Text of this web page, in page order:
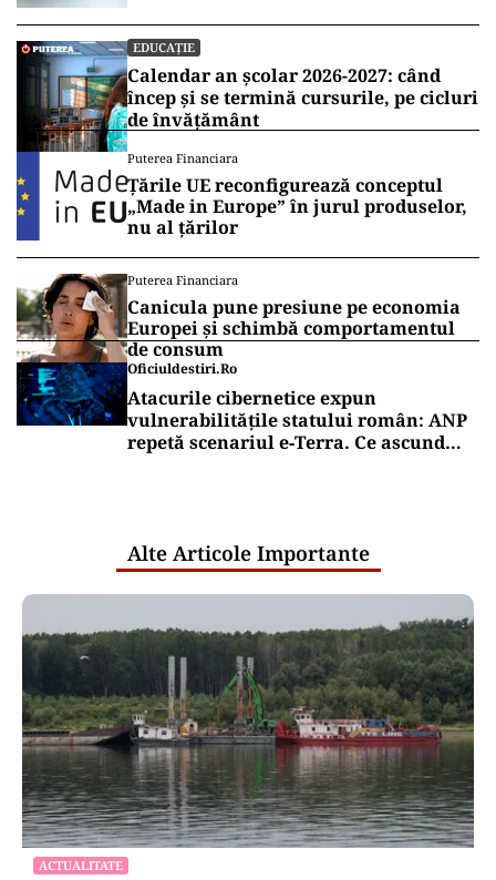
EDUCAȚIE
Calendar an școlar 2026-2027: când
încep și se termină cursurile, pe cicluri
de învățământ
Puterea Financiara
Țările UE reconfigurează conceptul
„Made in Europe” în jurul produselor,
nu al țărilor
Puterea Financiara
Canicula pune presiune pe economia
Europei și schimbă comportamentul
de consum
Oficiuldestiri.ro
Atacurile cibernetice expun
vulnerabilitățile statului român: ANP
repetă scenariul e‑Terra. Ce ascund
Alte Articole Importante
ACTUALITATE